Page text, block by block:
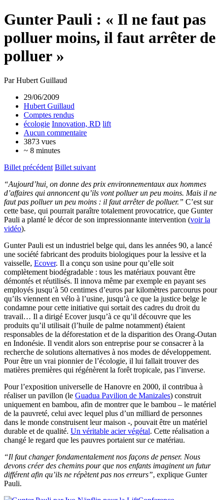
Gunter Pauli : « Il ne faut pas
polluer moins, il faut arrêter de
polluer »
Par Hubert Guillaud
29/06/2009
Hubert Guillaud
Comptes rendus
écologie Innovation, RD lift
Aucun commentaire
3873 vues
~ 8 minutes
Billet précédent Billet suivant
“Aujourd’hui, on donne des prix environnementaux aux hommes
d’affaires qui annoncent qu’ils vont polluer un peu moins. Mais il ne
faut pas polluer un peu moins : il faut arrêter de polluer.” C’est sur
cette base, qui pourrait paraître totalement provocatrice, que Gunter
Pauli a planté le décor de son impressionnante intervention (voir la
vidéo).
Gunter Pauli est un industriel belge qui, dans les années 90, a lancé
une société fabricant des produits biologiques pour la lessive et la
vaisselle, Ecover. Il a conçu son usine pour qu’elle soit
complètement biodégradable : tous les matériaux pouvant être
démontés et réutilisés. Il innova même par exemple en payant ses
employés jusqu’à 50 centimes d’euros par kilomètres parcourus pour
qu’ils viennent en vélo à l’usine, jusqu’à ce que la justice belge le
condamne pour cette initiative qui sortait des cadres du droit du
travail… Il a dirigé Ecover jusqu’à ce qu’il découvre que les
produits qu’il utilisait (l’huile de palme notamment) étaient
responsables de la déforestation et de la disparition des Orang-Outan
en Indonésie. Il vendit alors son entreprise pour se consacrer à la
recherche de solutions alternatives à nos modes de développement.
Pour être un vrai pionnier de l’écologie, il lui fallait trouver des
matières premières qui régénèrent la forêt tropicale, pas l’inverse.
Pour l’exposition universelle de Hanovre en 2000, il contribua à
réaliser un pavillon (le Guadua Pavilion de Manizales) construit
uniquement en bambou, afin de montrer que le bambou – le matériel
de la pauvreté, celui avec lequel plus d’un milliard de personnes
dans le monde construisent leur maison -, pouvait être un matériel
durable et de qualité. Un véritable acier végétal. Cette réalisation a
changé le regard que les pauvres portaient sur ce matériau.
“Il faut changer fondamentalement nos façons de penser. Nous
devons créer des chemins pour que nos enfants imaginent un futur
différent afin qu’ils ne répètent pas nos erreurs”, explique Gunter
Pauli.